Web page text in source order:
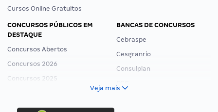
Cursos Online Gratuitos
CONCURSOS PÚBLICOS EM
DESTAQUE
Concursos Abertos
Concursos 2026
Concursos 2025
Concurso Ibama
BANCAS DE CONCURSOS
Cebraspe
Cesgranrio
Consulplan
Veja mais